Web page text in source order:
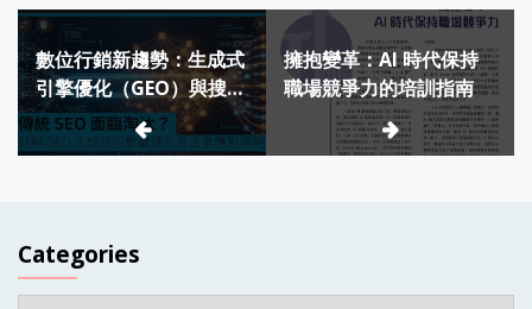
Post
navigation
數位行銷新趨勢：生成式
引擎優化（GEO）與搜尋
引擎優化（SEO）的對
決，企業該如何佈局？
擁抱變革：AI 時代保持
職場競爭力的培訓指南
Categories
Categories